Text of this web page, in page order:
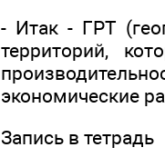
- Итак - ГРТ
территорий,
экономические
Запись в тетрадь